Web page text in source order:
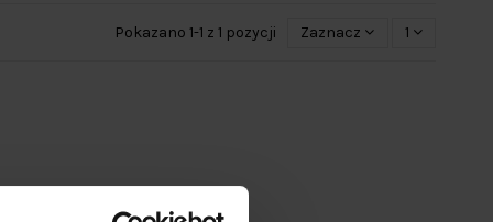
Pokazano 1-1 z 1 pozycji Zaznacz 1